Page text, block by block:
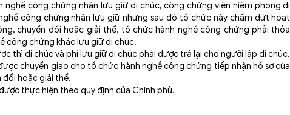
công chứng nhận lưu giữ di chúc, công chứng viên niêm phong di
công chứng nhận lưu giữ nhưng sau đó tổ chức này chấm dứt hoạt
chuyển đổi hoặc giải thể, tổ chức hành nghề công chứng phải thỏa
công chứng khác lưu giữ di chúc.
di chúc và phí lưu giữ di chúc phải được trả lại cho người lập di chúc.
chuyển giao cho tổ chức hành nghề công chứng tiếp nhận hồ sơ của
hoặc giải thể.
thực hiện theo quy định của Chính phủ.